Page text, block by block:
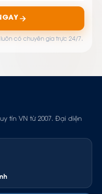
có chuyên gia trực 24/7.
uy tín VN từ 2007. Đại diện